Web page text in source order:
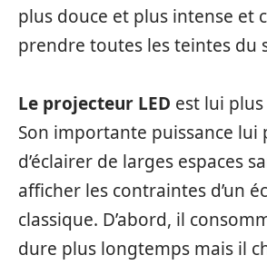
plus douce et plus intense et
prendre toutes les teintes du
Le projecteur LED est lui
Son importante puissance lui
d’éclairer de larges espaces
afficher les contraintes d’un
classique. D’abord, il
dure plus longtemps mais il